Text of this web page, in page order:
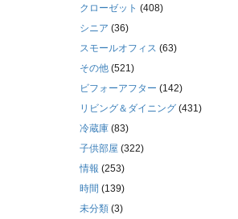
クローゼット (408)
シニア (36)
スモールオフィス (63)
その他 (521)
ビフォーアフター (142)
リビング＆ダイニング (431)
冷蔵庫 (83)
子供部屋 (322)
情報 (253)
時間 (139)
未分類 (3)